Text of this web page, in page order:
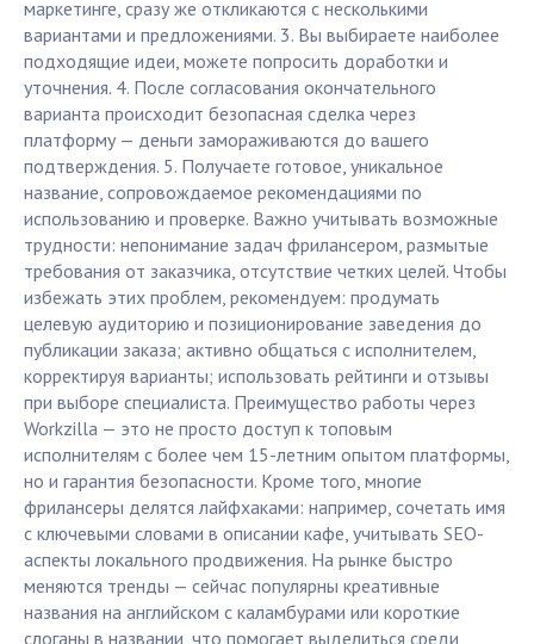
маркетинге, сразу же откликаются с несколькими
вариантами и предложениями. 3. Вы выбираете наиболее
подходящие идеи, можете попросить доработки и
уточнения. 4. После согласования окончательного
варианта происходит безопасная сделка через
платформу — деньги замораживаются до вашего
подтверждения. 5. Получаете готовое, уникальное
название, сопровождаемое рекомендациями по
использованию и проверке. Важно учитывать возможные
трудности: непонимание задач фрилансером, размытые
требования от заказчика, отсутствие четких целей. Чтобы
избежать этих проблем, рекомендуем: продумать
целевую аудиторию и позиционирование заведения до
публикации заказа; активно общаться с исполнителем,
корректируя варианты; использовать рейтинги и отзывы
при выборе специалиста. Преимущество работы через
Workzilla — это не просто доступ к топовым
исполнителям с более чем 15-летним опытом платформы,
но и гарантия безопасности. Кроме того, многие
фрилансеры делятся лайфхаками: например, сочетать имя
с ключевыми словами в описании кафе, учитывать SEO-
аспекты локального продвижения. На рынке быстро
меняются тренды — сейчас популярны креативные
названия на английском с каламбурами или короткие
слоганы в названии, что помогает выделиться среди